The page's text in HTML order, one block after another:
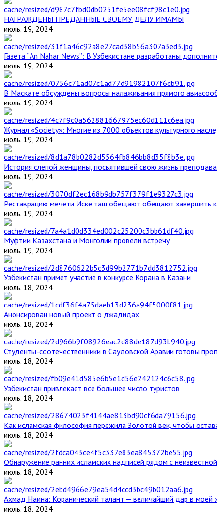
НАГРАЖДЕНЫ ПРЕДАННЫЕ СВОЕМУ ДЕЛУ ИМАМЫ
июль. 19, 2024
Газета “An Nahar News”: В Узбекистане разработаны
июль. 19, 2024
В Маскате обсуждены вопросы налаживания прямого
июль. 19, 2024
Журнал «Society»: Многие из 7000 объектов культурного
июль. 19, 2024
История слепой женщины, посвятившей свою жизнь
июль. 19, 2024
Реставрацию мечети Иске таш обещают обещают завершить к
июль. 19, 2024
Муфтии Казахстана и Монголии провели встречу
июль. 19, 2024
Узбекистан примет участие в конкурсе Корана в Казани
июль. 18, 2024
Анонсирован новый проект о джадидах
июль. 18, 2024
Студенты-соотечественники в Саудовской Аравии готовы
июль. 18, 2024
Узбекистан привлекает все большее число туристов
июль. 18, 2024
Как исламская философия пережила Золотой век, чтобы
июль. 18, 2024
Обнаружение ранних исламских надписей рядом с
июль. 18, 2024
Ахмад Наина: Коранический талант — величайший дар в моей
июль. 18, 2024